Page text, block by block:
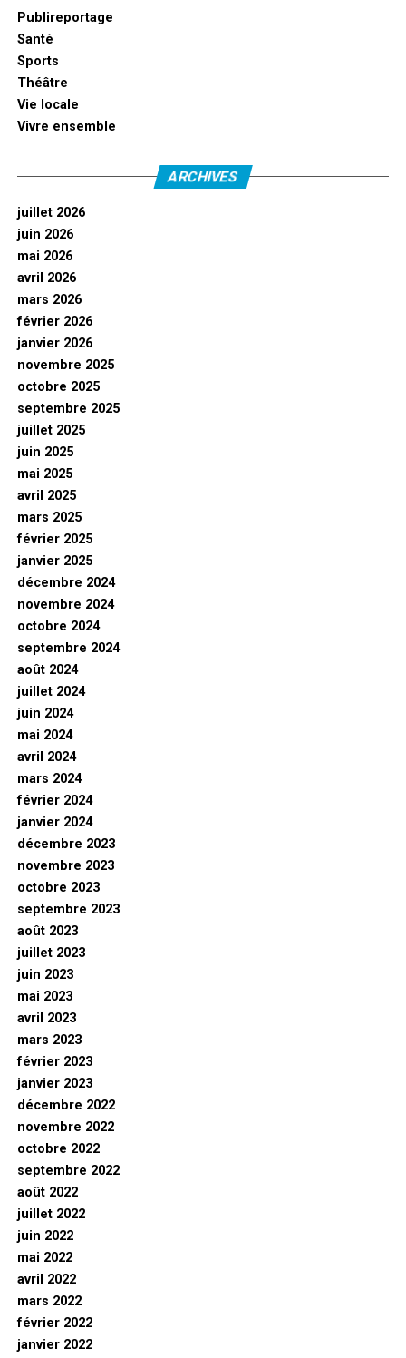
Publireportage
Santé
Sports
Théâtre
Vie locale
Vivre ensemble
ARCHIVES
juillet 2026
juin 2026
mai 2026
avril 2026
mars 2026
février 2026
janvier 2026
novembre 2025
octobre 2025
septembre 2025
juillet 2025
juin 2025
mai 2025
avril 2025
mars 2025
février 2025
janvier 2025
décembre 2024
novembre 2024
octobre 2024
septembre 2024
août 2024
juillet 2024
juin 2024
mai 2024
avril 2024
mars 2024
février 2024
janvier 2024
décembre 2023
novembre 2023
octobre 2023
septembre 2023
août 2023
juillet 2023
juin 2023
mai 2023
avril 2023
mars 2023
février 2023
janvier 2023
décembre 2022
novembre 2022
octobre 2022
septembre 2022
août 2022
juillet 2022
juin 2022
mai 2022
avril 2022
mars 2022
février 2022
janvier 2022